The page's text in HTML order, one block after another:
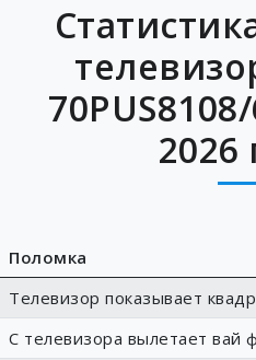
2026
Поломка
Телевизор показывает
С телевизора вылетает вай